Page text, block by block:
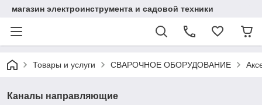
магазин электроинструмента и садовой техники
Товары и услуги СВАРОЧНОЕ ОБОРУДОВАНИЕ
Каналы направляющие